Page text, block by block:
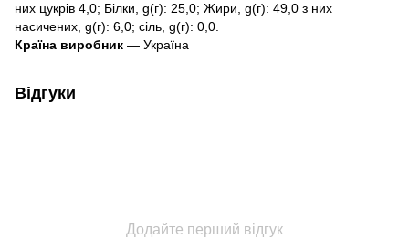
них цукрів 4,0; Білки, g(г): 25,0; Жири, g(г): 49,0 з них
насичених, g(г): 6,0; сіль, g(г): 0,0.
Країна виробник — Україна
Відгуки
Додайте перший відгук